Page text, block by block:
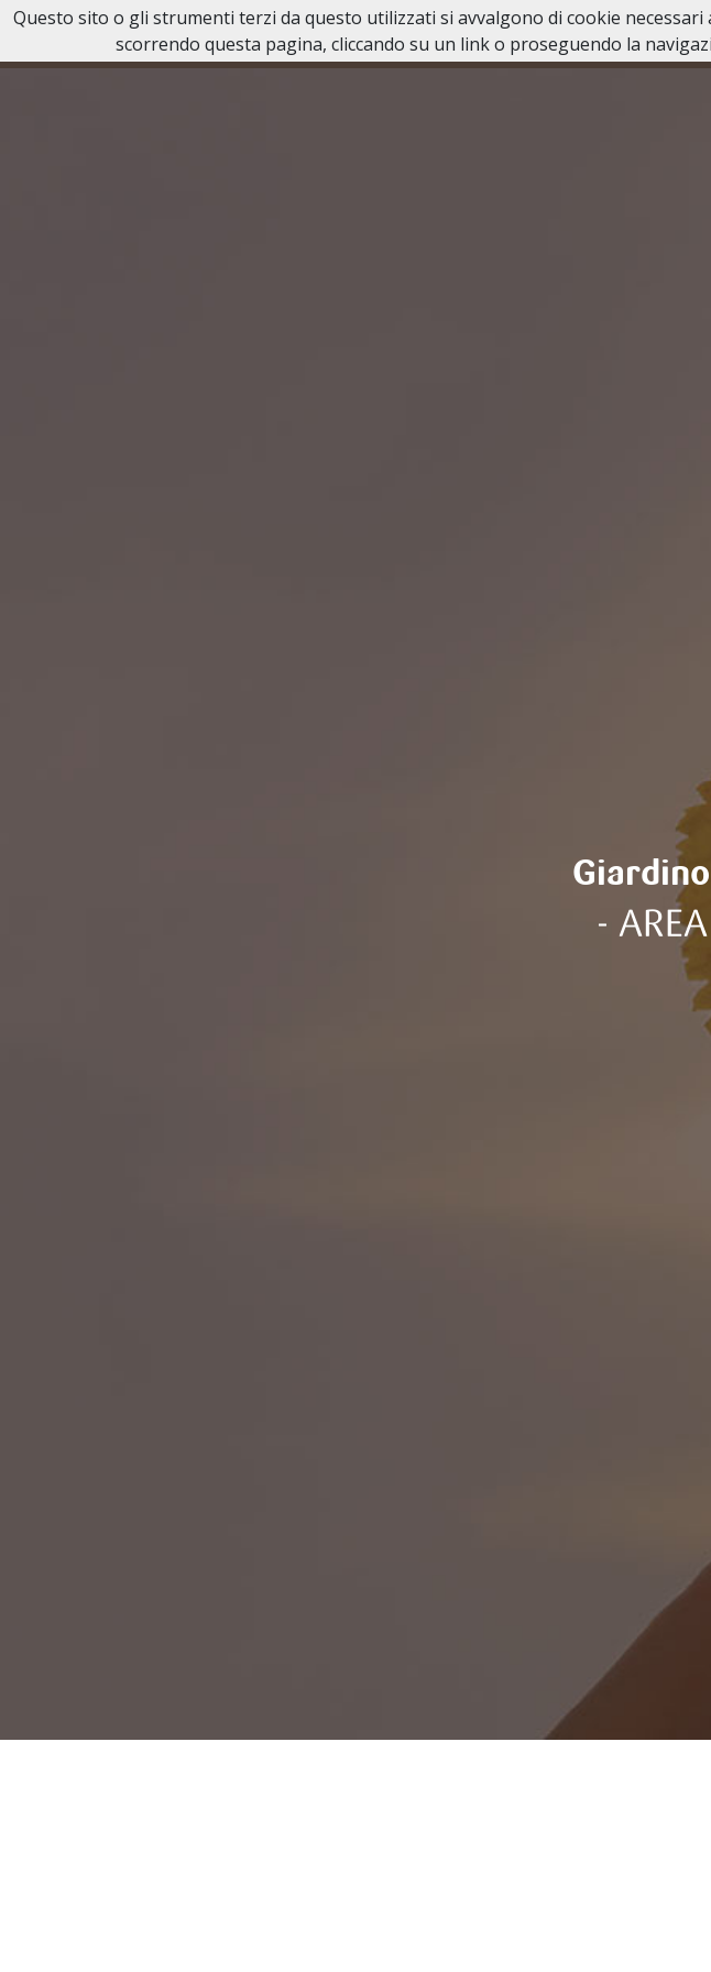
-
Questo sito o gli strumenti terzi da questo utilizzati si avvalgono di cookie
scorrendo questa pagina, cliccando su un link o proseguendo la